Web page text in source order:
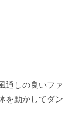
通しの良いファ
を動かしてダン